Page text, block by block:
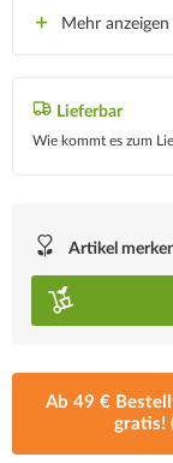
Mehr anzeigen
Lieferbar
Wie kommt es zum
Artikel
Ab 49 €
gratis!